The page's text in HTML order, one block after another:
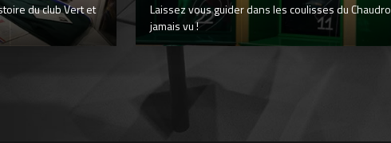
du club Vert et
Laissez vous guider dans les coulisses du
jamais vu !